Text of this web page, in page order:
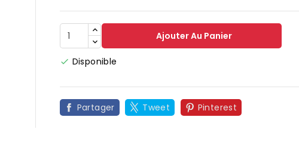
Ajouter Au Panier
 Disponible
Partager Tweet Pinterest